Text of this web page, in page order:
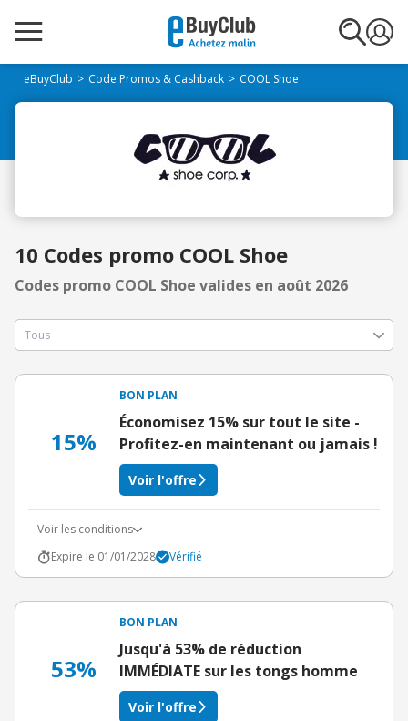
eBuyClub Code Promos & Cashback COOL Shoe
10 Codes promo COOL Shoe
Codes promo COOL Shoe valides en août 2026
15%
BON PLAN
Économisez 15% sur tout le site -
Profitez-en maintenant ou jamais !
Voir l'offre
Voir les conditions
Expire le 01/01/2028
Vérifié
53%
BON PLAN
Jusqu'à 53% de réduction
IMMÉDIATE sur les tongs homme
Voir l'offre